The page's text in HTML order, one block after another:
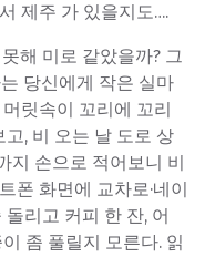
제주 가 있을지도….
해 미로 같았을까? 그
당신에게 작은 실마
릿속이 꼬리에 꼬리
, 비 오는 날 도로 상
지 손으로 적어보니 비
폰 화면에 교차로·네이
리고 커피 한 잔, 어
좀 풀릴지 모른다. 읽